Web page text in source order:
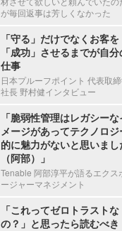
が毎回返事は芳しくなかった
「守る」だけでなくお客を
「成功」させるまでが自分
仕事
日本プルーフポイント 代表取
社長 野村健インタビュー
「脆弱性管理はレガシーな
メージがあってテクノロジ
的に魅力がないと思いまし
（阿部）」
Tenable 阿部淳平が語るエクス
ージャーマネジメント
「これってゼロトラストな
の？」と思ったら読むべき